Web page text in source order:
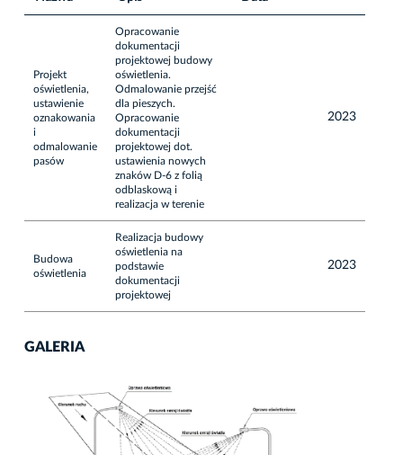
Projekt
oświetlenia,
ustawienie
oznakowania
i
odmalowanie
pasów
Opracowanie
dokumentacji
projektowej budowy
oświetlenia.
Odmalowanie przejść
dla pieszych.
Opracowanie
dokumentacji
projektowej dot.
ustawienia nowych
znaków D-6 z folią
odblaskową i
realizacja w terenie
2023
Budowa
oświetlenia
Realizacja budowy
oświetlenia na
podstawie
dokumentacji
projektowej
2023
GALERIA